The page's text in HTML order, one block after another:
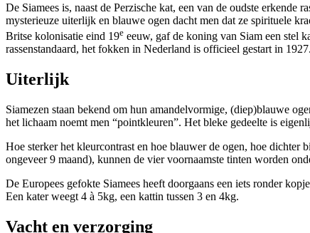
De Siamees is, naast de Perzische kat, een van de oudste
mysterieuze uiterlijk en blauwe ogen dacht men dat ze spirituele
Britse kolonisatie eind 19e eeuw, gaf de koning van Siam een stel
rassenstandaard, het fokken in Nederland is officieel gestart in 1927.
Uiterlijk
Siamezen staan bekend om hun amandelvormige, (diep)blauwe
het lichaam noemt men “pointkleuren”. Het bleke gedeelte is
Hoe sterker het kleurcontrast en hoe blauwer de ogen, hoe
ongeveer 9 maand), kunnen de vier voornaamste tinten worden
De Europees gefokte Siamees heeft doorgaans een iets ronder
Een kater weegt 4 à 5kg, een kattin tussen 3 en 4kg.
Vacht en verzorging